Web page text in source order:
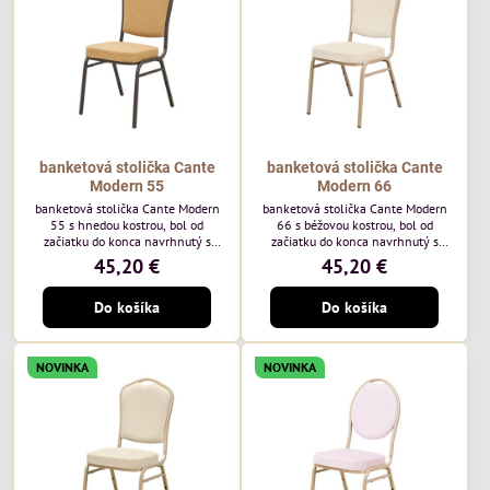
každodenné...
banketová stolička Cante
Modern 55
banketová stolička Cante Modern
55 s hnedou kostrou, bol od
začiatku do konca navrhnutý s
ohľadom na elegantné a
sofistikované priestory pre
pohostinstvá. Má hnedý rám a
medovo tónované čalúnenie Moss
48 od poľskej značky Davis –
medový odtieň s mäkkým
povrchom - je ideálna do svetlých
priestorov. Stolička kombinuje
klasický dizajn s modernou
funkčnosťou. Je odolná, pohodlná a
pripravená na...
45,20 €
Do košíka
banketová stolička Cante
Modern 66
banketová stolička Cante Modern
66 s béžovou kostrou, bol od
začiatku do konca navrhnutý s
ohľadom na elegantné a
sofistikované priestory pre
pohostinstvá. Má béžový rám a
čalúnenie Soro 02 od poľskej
značky Davis – béžová farba s
mäkkým povrchom je ideálna do
svetlých priestorov. Stolička
kombinuje klasický dizajn s
modernou funkčnosťou. Je odolná,
pohodlná a pripravená na
každodenné použitie...
45,20 €
Do košíka
NOVINKA NOVINKA